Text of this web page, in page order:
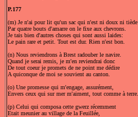
P.177
(m) Je n'ai pour lit qu'un sac qui n'est ni doux ni tiède
Par quatre bouts d'amarre on le fixe aux chevrons.
Je tais bien d'autres choses qui sont aussi laides:
Le pain rare et petit. Tout est dur. Rien n'est bon.
(n) Nous reviendrons à Brest radouber le navire.
Quand je serai remis, je m'en reviendrai donc
De tout coeur je promets de ne point me dédire
A quiconque de moi se souvient au canton.
(o) Une promesse qui m'engage, assurément,
Envers ceux qui sur mer m'aiment, tout comme à terre.
(p) Celui qui composa cette gwerz récemment
Etait meunier au village de la Feuillée,